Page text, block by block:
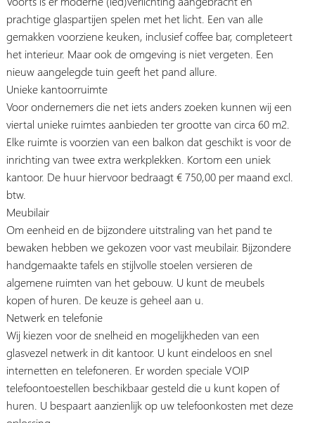
prachtige glaspartijen spelen met het licht. Een van alle
gemakken voorziene keuken, inclusief coffee bar, completeert
het interieur. Maar ook de omgeving is niet vergeten. Een
nieuw aangelegde tuin geeft het pand allure.
Unieke kantoorruimte
Voor ondernemers die net iets anders zoeken kunnen wij een
viertal unieke ruimtes aanbieden ter grootte van circa 60 m2.
Elke ruimte is voorzien van een balkon dat geschikt is voor de
inrichting van twee extra werkplekken. Kortom een uniek
kantoor. De huur hiervoor bedraagt € 750,00 per maand excl.
btw.
Meubilair
Om eenheid en de bijzondere uitstraling van het pand te
bewaken hebben we gekozen voor vast meubilair. Bijzondere
handgemaakte tafels en stijlvolle stoelen versieren de
algemene ruimten van het gebouw. U kunt de meubels
kopen of huren. De keuze is geheel aan u.
Netwerk en telefonie
Wij kiezen voor de snelheid en mogelijkheden van een
glasvezel netwerk in dit kantoor. U kunt eindeloos en snel
internetten en telefoneren. Er worden speciale VOIP
telefoontoestellen beschikbaar gesteld die u kunt kopen of
huren. U bespaart aanzienlijk op uw telefoonkosten met deze